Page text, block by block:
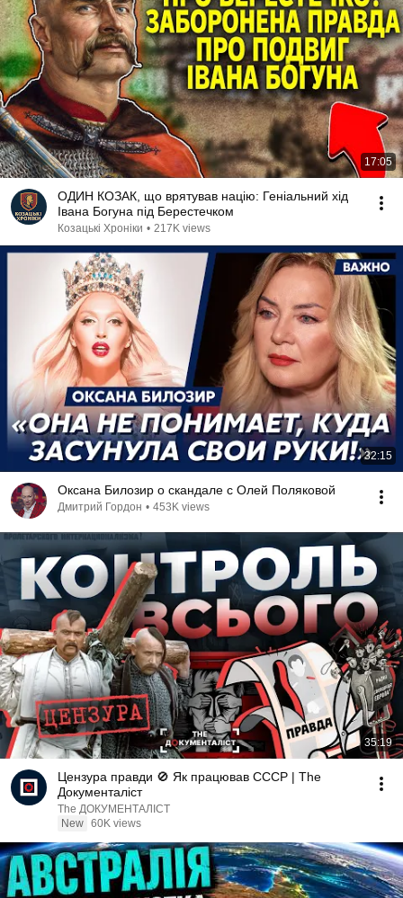
17:05
ОДИН КОЗАК, що врятував націю: Геніальний хід
Івана Богуна під Берестечком
Козацькі Хроніки • 217K views
32:15
Оксана Билозир о скандале с Олей Поляковой
Дмитрий Гордон • 453K views
35:19
Цензура правди 🚫 Як працював СССР | The
Документаліст
The ДОКУМЕНТАЛІСТ
New 60K views